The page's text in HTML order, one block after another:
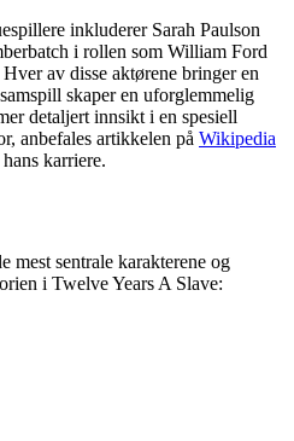
inkluderer Sarah Paulson
i rollen som William Ford
av disse aktørene bringer en
skaper en uforglemmelig
detaljert innsikt i en spesiell
anbefales artikkelen på Wikipedia
karriere.
mest sentrale karakterene og
i Twelve Years A Slave: